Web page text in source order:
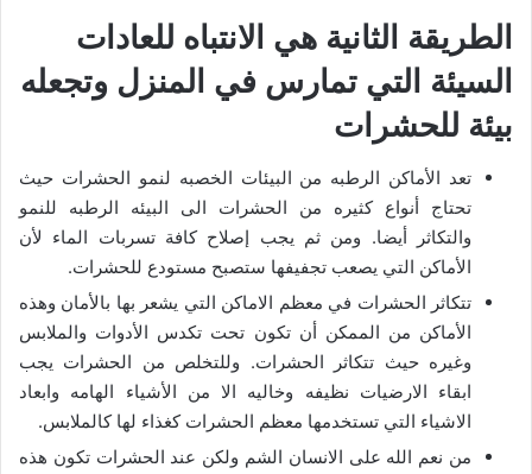
الطريقة الثانية هي الانتباه للعادات
السيئة التي تمارس في المنزل وتجعله
بيئة للحشرات
تعد الأماكن الرطبه من البيئات الخصبه لنمو الحشرات حيث
تحتاج أنواع كثيره من الحشرات الى البيئه الرطبه للنمو
والتكاثر أيضا. ومن ثم يجب إصلاح كافة تسربات الماء لأن
الأماكن التي يصعب تجفيفها ستصبح مستودع للحشرات.
تتكاثر الحشرات في معظم الاماكن التي يشعر بها بالأمان وهذه
الأماكن من الممكن أن تكون تحت تكدس الأدوات والملابس
وغيره حيث تتكاثر الحشرات. وللتخلص من الحشرات يجب
ابقاء الارضيات نظيفه وخاليه الا من الأشياء الهامه وابعاد
الاشياء التي تستخدمها معظم الحشرات كغذاء لها كالملابس.
من نعم الله على الانسان الشم ولكن عند الحشرات تكون هذه